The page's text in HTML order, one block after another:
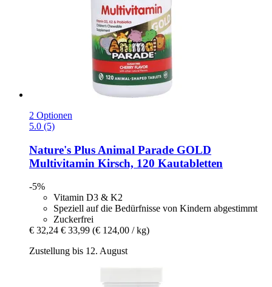
2 Optionen
5.0 (5)
Nature's Plus Animal Parade GOLD
Multivitamin Kirsch, 120 Kautabletten
-5%
Vitamin D3 & K2
Speziell auf die Bedürfnisse von Kindern abgestimmt
Zuckerfrei
€ 32,24 € 33,99 (€ 124,00 / kg)
Zustellung bis 12. August